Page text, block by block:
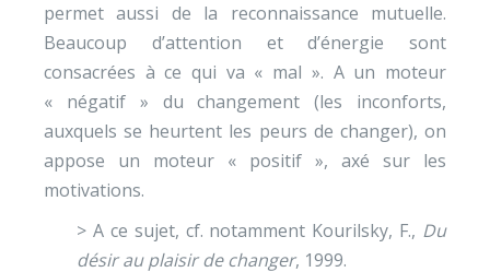
permet aussi de la reconnaissance mutuelle.
Beaucoup d’attention et d’énergie sont
consacrées à ce qui va « mal ». A un moteur
« négatif » du changement (les inconforts,
auxquels se heurtent les peurs de changer), on
appose un moteur « positif », axé sur les
motivations.
> A ce sujet, cf. notamment Kourilsky, F., Du
désir au plaisir de changer, 1999.